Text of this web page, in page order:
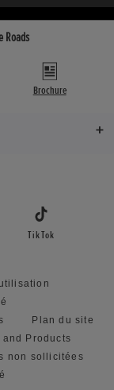
Roads
Brochure
TikTok
Plan du site
Products
non sollicitées